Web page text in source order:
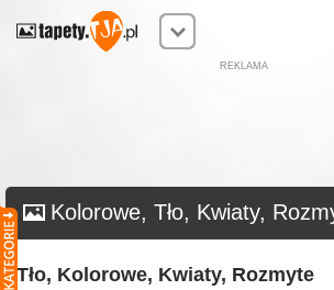
REKLAMA
Kolorowe, Tło, Kwiaty,
Tło, Kolorowe, Kwiaty, Rozmyte